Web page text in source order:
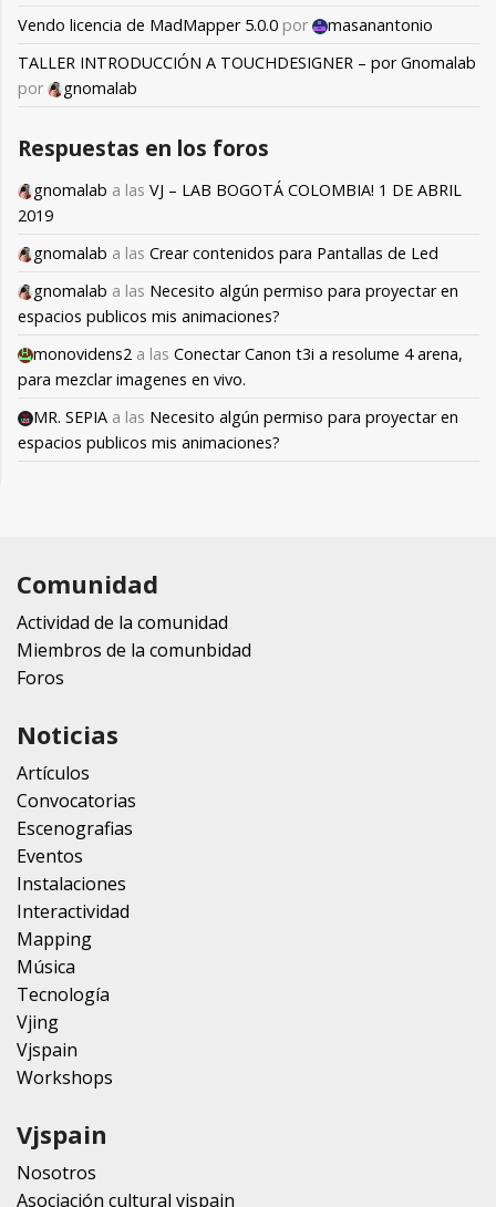
Vendo licencia de MadMapper 5.0.0 por
masanantonio
TALLER INTRODUCCIÓN A TOUCHDESIGNER – por Gnomalab
por
gnomalab
Respuestas en los foros
gnomalab a las VJ – LAB BOGOTÁ COLOMBIA! 1 DE ABRIL
2019
gnomalab a las Crear contenidos para Pantallas de Led
gnomalab a las Necesito algún permiso para proyectar en
espacios publicos mis animaciones?
monovidens2 a las Conectar Canon t3i a resolume 4 arena,
para mezclar imagenes en vivo.
MR. SEPIA a las Necesito algún permiso para proyectar en
espacios publicos mis animaciones?
Comunidad
Actividad de la comunidad
Miembros de la comunbidad
Foros
Noticias
Artículos
Convocatorias
Escenografias
Eventos
Instalaciones
Interactividad
Mapping
Música
Tecnología
Vjing
Vjspain
Workshops
Vjspain
Nosotros
Asociación cultural vjspain